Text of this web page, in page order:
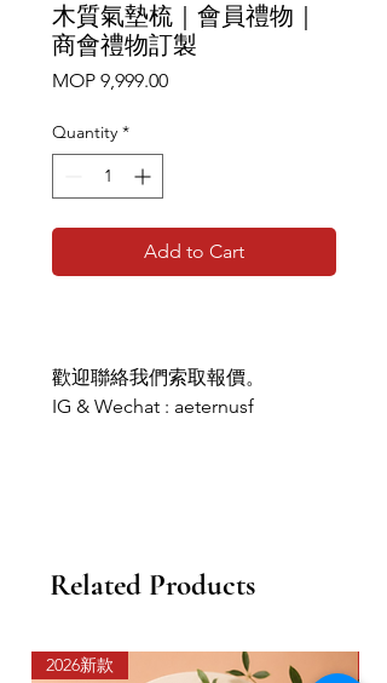
木質氣墊梳｜會員禮物｜
商會禮物訂製
MOP 9,999.00Price
Quantity *
Add to Cart
歡迎聯絡我們索取報價。
IG & Wechat : aeternusf
Related Products
2026新款